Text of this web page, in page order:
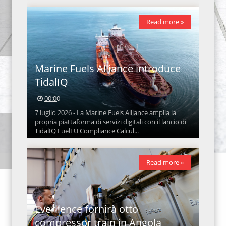
Marine Fuels Alliance introduce
TidalIQ
00:00
7 luglio 2026 - La Marine Fuels Alliance amplia la
propria piattaforma di servizi digitali con il lancio di
TidalIQ FuelEU Compliance Calcul...
Read more »
Everllence fornirà otto
compressor train in Angola
Read more »